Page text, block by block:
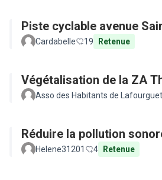
Piste cyclable avenue
Cardabelle 19 Retenue
Végétalisation de la ZA
Asso des Habitants de
Réduire la pollution
Helene31201 4 Retenue